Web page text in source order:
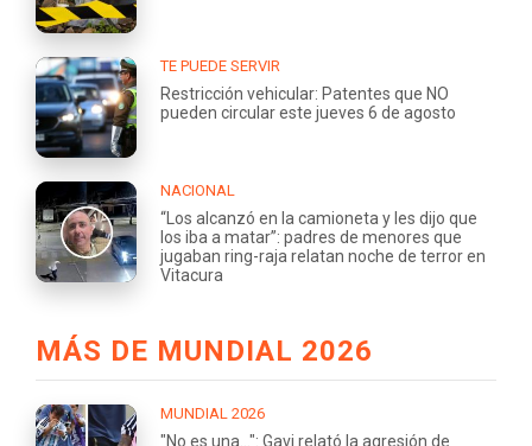
TE PUEDE SERVIR
Restricción vehicular: Patentes que NO
pueden circular este jueves 6 de agosto
NACIONAL
“Los alcanzó en la camioneta y les dijo que
los iba a matar”: padres de menores que
jugaban ring-raja relatan noche de terror en
Vitacura
MÁS DE MUNDIAL 2026
MUNDIAL 2026
"No es una...": Gavi relató la agresión de